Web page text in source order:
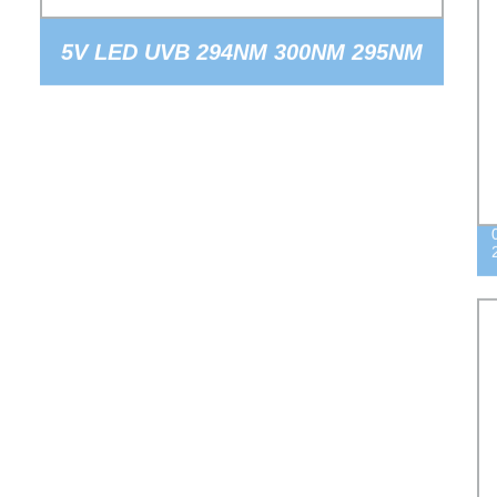
5V LED UVB 294NM 300NM 295NM